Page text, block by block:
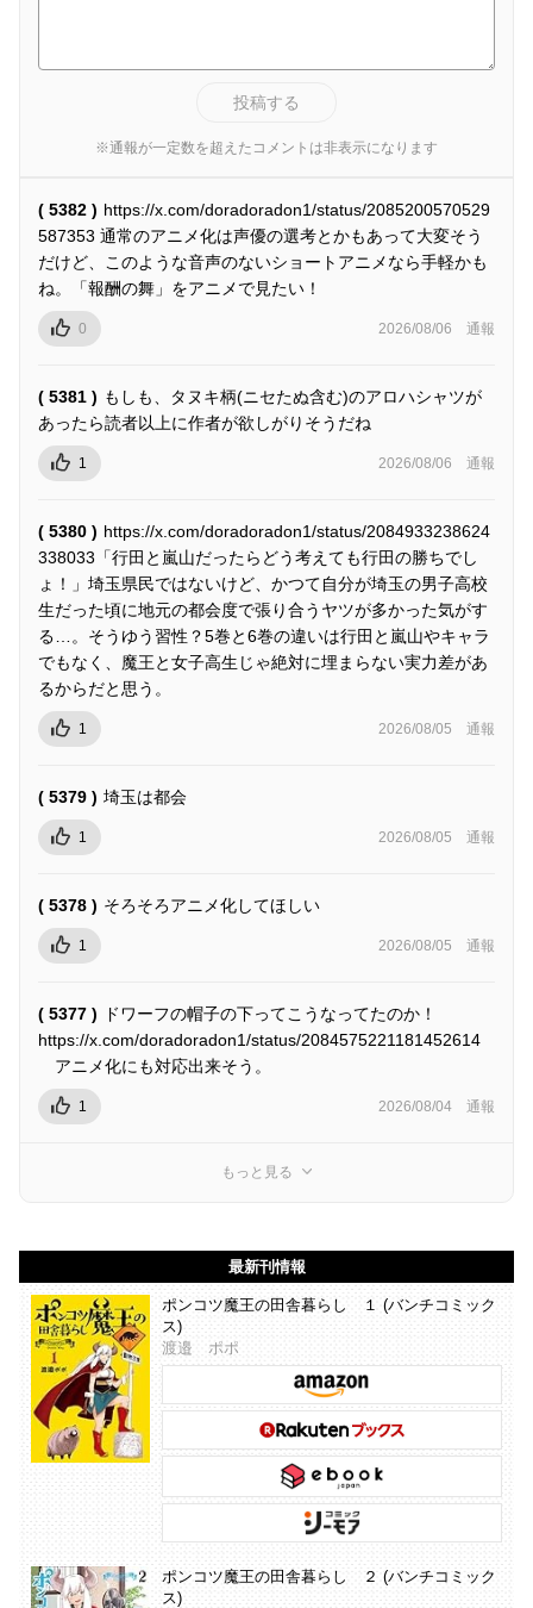
投稿する
※通報が一定数を超えたコメントは非表示になります
( 5382 ) https://x.com/doradoradon1/status/2085200570529
587353 通常のアニメ化は声優の選考とかもあって大変そう
だけど、このような音声のないショートアニメなら手軽かも
ね。「報酬の舞」をアニメで見たい！
0 2026/08/06 通報
( 5381 ) もしも、タヌキ柄(ニセたぬ含む)のアロハシャツが
あったら読者以上に作者が欲しがりそうだね
1 2026/08/06 通報
( 5380 ) https://x.com/doradoradon1/status/2084933238624
338033「行田と嵐山だったらどう考えても行田の勝ちでし
ょ！」埼玉県民ではないけど、かつて自分が埼玉の男子高校
生だった頃に地元の都会度で張り合うヤツが多かった気がす
る…。そうゆう習性？5巻と6巻の違いは行田と嵐山やキャラ
でもなく、魔王と女子高生じゃ絶対に埋まらない実力差があ
るからだと思う。
1 2026/08/05 通報
( 5379 ) 埼玉は都会
1 2026/08/05 通報
( 5378 ) そろそろアニメ化してほしい
1 2026/08/05 通報
( 5377 )
ドワーフの帽子の下ってこうなってたのか！
https://x.com/doradoradon1/status/2084575221181452614
アニメ化にも対応出来そう。
1 2026/08/04 通報
もっと見る
最新刊情報
ポンコツ魔王の田舎暮らし １ (バンチコミック
ス)
渡邉 ポポ
ポンコツ魔王の田舎暮らし ２ (バンチコミック
ス)